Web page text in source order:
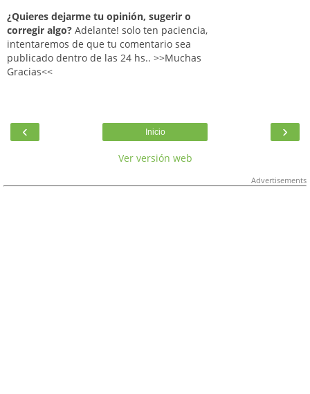
¿Quieres dejarme tu opinión, sugerir o
corregir algo? Adelante! solo ten paciencia,
intentaremos de que tu comentario sea
publicado dentro de las 24 hs.. >>Muchas
Gracias<<
‹ ›
Inicio
Ver versión web
Advertisements